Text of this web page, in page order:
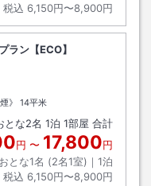
税込 6,150円〜8,900円
ラン【ECO】
》
14平米
とな2名 1泊 1部屋 合計
円 〜 17,800円
おとな1名 (2名1室)｜ 1泊
税込 6,150円〜8,900円